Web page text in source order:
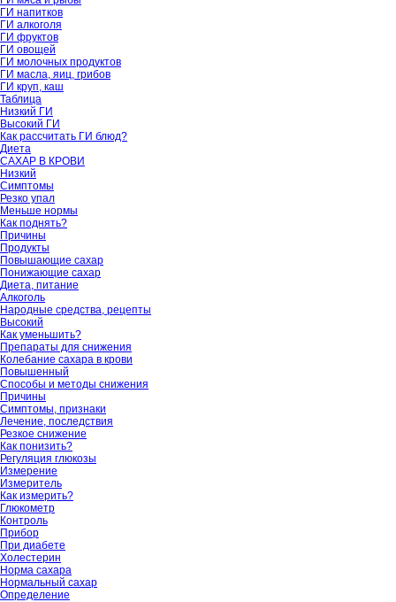
ГИ напитков
ГИ алкоголя
ГИ фруктов
ГИ овощей
ГИ молочных продуктов
ГИ масла, яиц, грибов
ГИ круп, каш
Таблица
Низкий ГИ
Высокий ГИ
Как рассчитать ГИ блюд?
Диета
САХАР В КРОВИ
Низкий
Симптомы
Резко упал
Меньше нормы
Как поднять?
Причины
Продукты
Повышающие сахар
Понижающие сахар
Диета, питание
Алкоголь
Народные средства, рецепты
Высокий
Как уменьшить?
Препараты для снижения
Колебание сахара в крови
Повышенный
Способы и методы снижения
Причины
Симптомы, признаки
Лечение, последствия
Резкое снижение
Как понизить?
Регуляция глюкозы
Измерение
Измеритель
Как измерить?
Глюкометр
Контроль
Прибор
При диабете
Холестерин
Норма сахара
Нормальный сахар
Определение